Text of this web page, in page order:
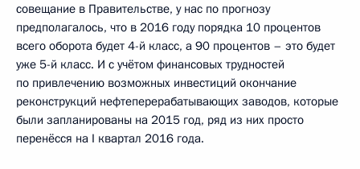
совещание в Правительстве, у нас по прогнозу
предполагалось, что в 2016 году порядка 10 процентов
всего оборота будет 4-й класс, а 90 процентов – это будет
уже 5-й класс. И с учётом финансовых трудностей
по привлечению возможных инвестиций окончание
реконструкций нефтеперерабатывающих заводов, которые
были запланированы на 2015 год, ряд из них просто
перенёсся на I квартал 2016 года.